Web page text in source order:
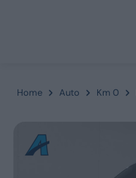
Home Auto Km 0